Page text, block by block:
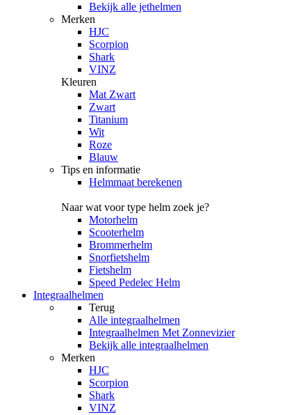
Bekijk alle jethelmen
Merken
HJC
Scorpion
Shark
VINZ
Kleuren
Mat Zwart
Zwart
Titanium
Wit
Roze
Blauw
Tips en informatie
Helmmaat berekenen
Naar wat voor type helm zoek je?
Motorhelm
Scooterhelm
Brommerhelm
Snorfietshelm
Fietshelm
Speed Pedelec Helm
Integraalhelmen
Terug
Alle integraalhelmen
Integraalhelmen Met Zonnevizier
Bekijk alle integraalhelmen
Merken
HJC
Scorpion
Shark
VINZ